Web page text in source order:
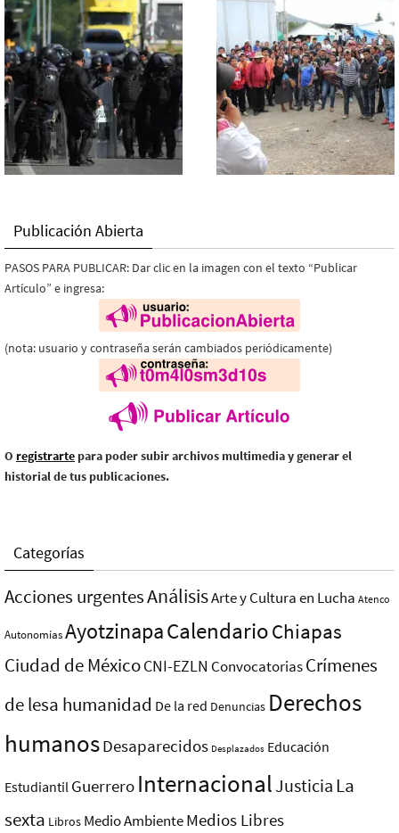
Publicación Abierta
PASOS PARA PUBLICAR: Dar clic en la imagen con el texto “Publicar
Artículo” e ingresa:
(nota: usuario y contraseña serán cambiados periódicamente)
O registrarte para poder subir archivos multimedia y generar el
historial de tus publicaciones.
Categorías
Acciones urgentesAnálisisArte y Cultura en Lucha Atenco
AutonomíasAyotzinapaCalendarioChiapas
Ciudad de MéxicoCNI-EZLN ConvocatoriasCrímenes
de lesa humanidad De la red Denuncias Derechos
humanosDesaparecidos Desplazados Educación
Estudiantil Guerrero InternacionalJusticia La
sexta Libros Medio AmbienteMedios Libres